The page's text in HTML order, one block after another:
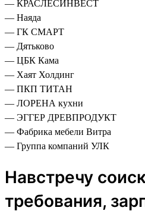
— КРАСЛЕСИНВЕСТ
— Наяда
— ГК СМАРТ
— Дятьково
— ЦБК Кама
— Хаят Холдинг
— ПКП ТИТАН
— ЛОРЕНА кухни
— ЭГГЕР ДРЕВПРОДУКТ
— Фабрика мебели Витра
— Группа компаний УЛК
Навстречу
требования,